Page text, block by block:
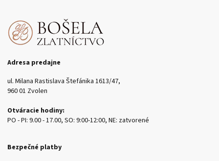
Adresa predajne
ul. Milana Rastislava Štefánika 1613/47,
960 01 Zvolen
Otváracie hodiny:
PO - PI: 9.00 - 17.00, SO: 9:00-12:00, NE: zatvorené
Bezpečné platby